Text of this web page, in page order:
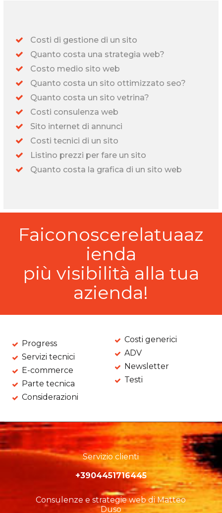
Costi di gestione di un sito
Quanto costa una strategia web?
Costo medio sito web
Quanto costa un sito ottimizzato seo?
Quanto costa un sito vetrina?
Costi consulenza web
Sito internet di annunci
Costi tecnici di un sito
Listino prezzi per fare un sito
Quanto costa la grafica di un sito web
Faiconoscerelatuaaz
ienda
più visibilità alla tua
azienda!
Progress
Servizi tecnici
E-commerce
Parte tecnica
Considerazioni
Costi generici
ADV
Newsletter
Testi
Servizio clienti
+3904451716445
Consulenze e strategie web di Matteo
Duso